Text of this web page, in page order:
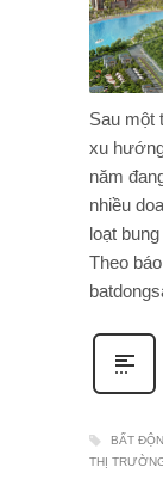
Sau một
xu
năm
nhiều
loạt
Theo
BẤT
THỊ